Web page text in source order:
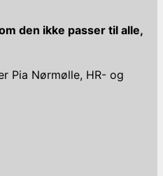
den ikke passer til alle,
Pia Nørmølle, HR- og